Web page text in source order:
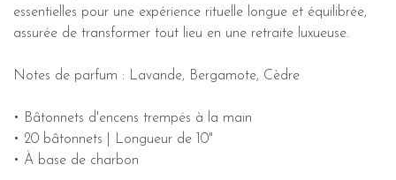
essentielles pour une expérience rituelle longue et équilibrée,
assurée de transformer tout lieu en une retraite luxueuse.
Notes de parfum : Lavande, Bergamote, Cèdre
• Bâtonnets d'encens trempés à la main
• 20 bâtonnets | Longueur de 10"
• À base de charbon